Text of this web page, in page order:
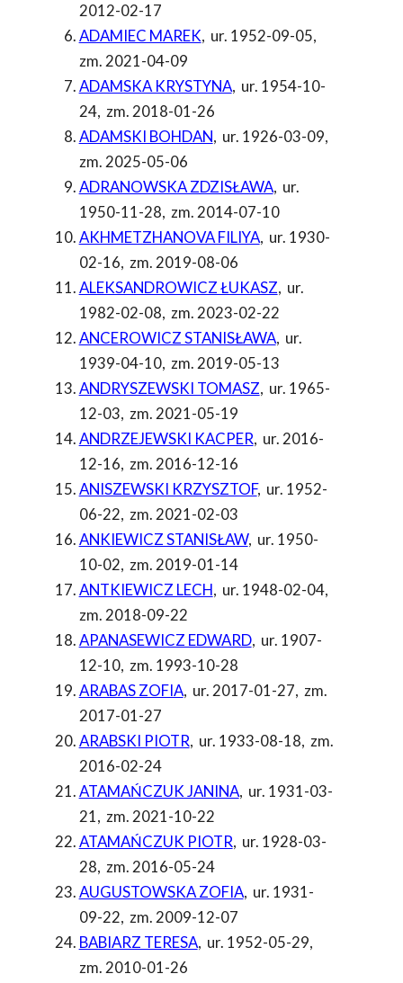
2012-02-17
ADAMIEC MAREK, ur. 1952-09-05,
zm. 2021-04-09
ADAMSKA KRYSTYNA, ur. 1954-10-
24, zm. 2018-01-26
ADAMSKI BOHDAN, ur. 1926-03-09,
zm. 2025-05-06
ADRANOWSKA ZDZISŁAWA, ur.
1950-11-28, zm. 2014-07-10
AKHMETZHANOVA FILIYA, ur. 1930-
02-16, zm. 2019-08-06
ALEKSANDROWICZ ŁUKASZ, ur.
1982-02-08, zm. 2023-02-22
ANCEROWICZ STANISŁAWA, ur.
1939-04-10, zm. 2019-05-13
ANDRYSZEWSKI TOMASZ, ur. 1965-
12-03, zm. 2021-05-19
ANDRZEJEWSKI KACPER, ur. 2016-
12-16, zm. 2016-12-16
ANISZEWSKI KRZYSZTOF, ur. 1952-
06-22, zm. 2021-02-03
ANKIEWICZ STANISŁAW, ur. 1950-
10-02, zm. 2019-01-14
ANTKIEWICZ LECH, ur. 1948-02-04,
zm. 2018-09-22
APANASEWICZ EDWARD, ur. 1907-
12-10, zm. 1993-10-28
ARABAS ZOFIA, ur. 2017-01-27, zm.
2017-01-27
ARABSKI PIOTR, ur. 1933-08-18, zm.
2016-02-24
ATAMAŃCZUK JANINA, ur. 1931-03-
21, zm. 2021-10-22
ATAMAŃCZUK PIOTR, ur. 1928-03-
28, zm. 2016-05-24
AUGUSTOWSKA ZOFIA, ur. 1931-
09-22, zm. 2009-12-07
BABIARZ TERESA, ur. 1952-05-29,
zm. 2010-01-26